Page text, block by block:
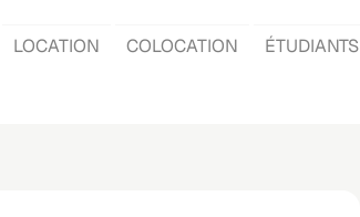
LOCATION COLOCATION ÉTUDIANTS